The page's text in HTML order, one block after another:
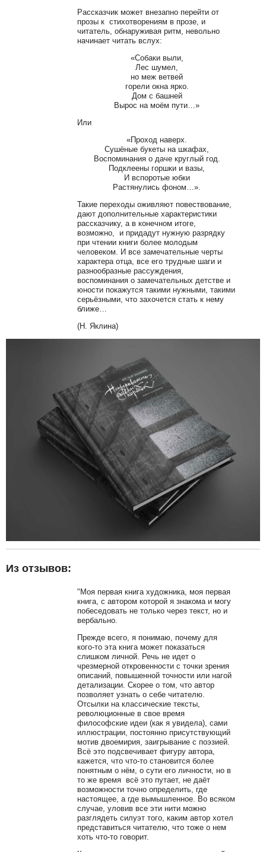
Рассказчик может внезапно перейти от
прозы к стихотворениям в прозе, и
читатель, обнаруживая ритм, невольно
начинает читать вслух:
«Собаки выли,
Лес шумел,
но меж ветвей
горели окна ярко.
Дом с башней
Вырос на моём пути…»
Или
«Проход наверх.
Сушёные букеты на шкафах,
Воспоминания о даче круглый год.
Подклеены горшки и вазы,
И вспоротые юбки
Растянулись фоном…».
Такие переходы оживляют повествование,
дают дополнительные характеристики
рассказчику, а в конечном итоге,
возможно, и придадут нужную разрядку
при чтении книги более молодым
человеком. И все замечательные черты
характера отца, все его трудные шаги и
разнообразные рассуждения,
воспоминания о замечательных детстве и
юности покажутся такими нужными, такими
серьёзными, что захочется стать к нему
ближе…
(Н. Яклина)
Из отзывов:
"Моя первая книга художника, моя первая
книга, с автором которой я знакома и могу
побеседовать не только через текст, но и
вербально.
Прежде всего, я понимаю, почему для
кого-то эта книга может показаться
слишком личной. Речь не идет о
чрезмерной откровенности с точки зрения
описаний, повышенной точности или нагой
детализации. Скорее о том, что автор
позволяет узнать о себе читателю.
Отсылки на классические тексты,
революционные в свое время
философские идеи (как я увидела), сами
иллюстрации, постоянно присутствующий
мотив двоемирия, заигрывание с поэзией.
Всё это подсвечивает фигуру автора,
кажется, что что-то становится более
понятным о нём, о сути его личности, но в
то же время всё это путает, не даёт
возможности точно определить, где
настоящее, а где вымышленное. Во всяком
случае, уловив все эти нити можно
разглядеть силуэт того, каким автор хотел
представиться читателю, что тоже о нем
хоть что-то говорит.